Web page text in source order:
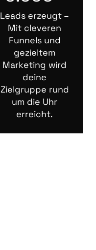
Leads erzeugt –
Mit cleveren
Funnels und
gezieltem
Marketing wird
deine
Zielgruppe rund
um die Uhr
erreicht.